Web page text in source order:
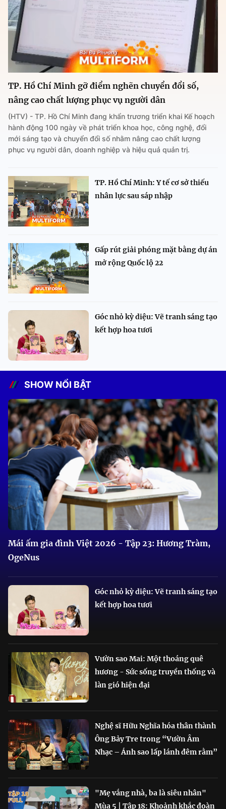
TP. Hồ Chí Minh gỡ điểm nghẽn chuyển đổi số,
nâng cao chất lượng phục vụ người dân
(HTV) - TP. Hồ Chí Minh đang khẩn trương triển khai Kế hoạch
hành động 100 ngày về phát triển khoa học, công nghệ, đổi
mới sáng tạo và chuyển đổi số nhằm nâng cao chất lượng
phục vụ người dân, doanh nghiệp và hiệu quả quản trị.
TP. Hồ Chí Minh: Y tế cơ sở thiếu
nhân lực sau sáp nhập
Gấp rút giải phóng mặt bằng dự án
mở rộng Quốc lộ 22
Góc nhỏ kỳ diệu: Vẽ tranh sáng tạo
kết hợp hoa tươi
SHOW NỔI BẬT
Mái ấm gia đình Việt 2026 - Tập 23: Hương Tràm,
OgeNus
Góc nhỏ kỳ diệu: Vẽ tranh sáng tạo
kết hợp hoa tươi
Vườn sao Mai: Một thoáng quê
hương - Sức sống truyền thống và
làn gió hiện đại
Nghệ sĩ Hữu Nghĩa hóa thân thành
Ông Bảy Tre trong “Vườn Âm
Nhạc – Ánh sao lấp lánh đêm rằm”
"Mẹ vắng nhà, ba là siêu nhân"
Mùa 5 | Tập 18: Khoảnh khắc đoàn